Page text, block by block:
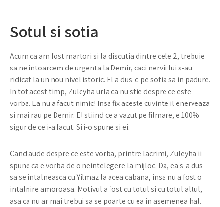
Sotul si sotia
Acum ca am fost martori si la discutia dintre cele 2, trebuie
sa ne intoarcem de urgenta la Demir, caci nervii lui s-au
ridicat la un nou nivel istoric. El a dus-o pe sotia sa in padure.
In tot acest timp, Zuleyha urla ca nu stie despre ce este
vorba. Ea nu a facut nimic! Insa fix aceste cuvinte il enerveaza
si mai rau pe Demir. El stiind ce a vazut pe filmare, e 100%
sigur de ce i-a facut. Si i-o spune si ei.
Cand aude despre ce este vorba, printre lacrimi, Zuleyha ii
spune ca e vorba de o neintelegere la mijloc. Da, ea s-a dus
sa se intalneasca cu Yilmaz la acea cabana, insa nu a fost o
intalnire amoroasa. Motivul a fost cu totul si cu totul altul,
asa ca nu ar mai trebui sa se poarte cu ea in asemenea hal.